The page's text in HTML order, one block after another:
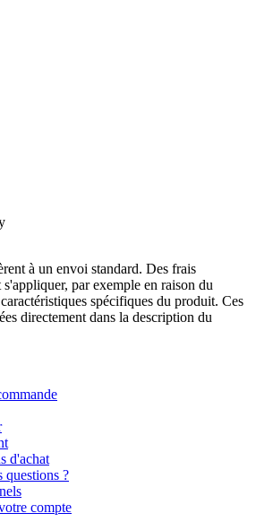
à un envoi standard. Des frais
par exemple en raison du
spécifiques du produit. Ces
directement dans la description du
d'achat
questions ?
compte